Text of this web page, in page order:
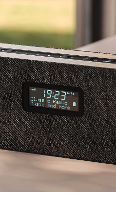
oder ESC zum Schließen.